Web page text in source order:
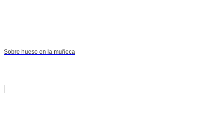
Sobre hueso en la muñeca